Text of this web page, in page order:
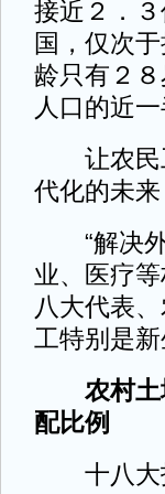
接近２．
国，仅次
龄只有２
人口的近一
让农民工
代化的未
“解决外
业、医疗
八大代表
工特别是
农村
配比例
十八大报